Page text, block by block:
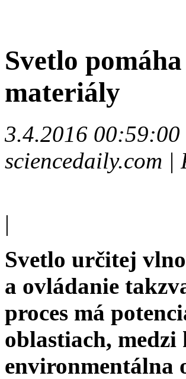
Svetlo
materiály
3.4.2016
sciencedaily.com |
|
Svetlo určitej
a ovládanie
proces má
oblastiach,
environmentálna